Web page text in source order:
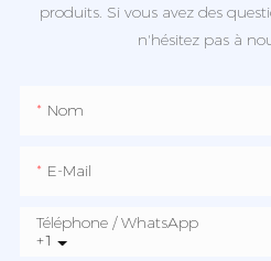
produits. Si vous avez des
n'hésitez pas à
Nom
E-Mail
+1
Téléphone / WhatsApp